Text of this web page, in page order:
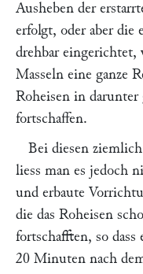
Ausheben der
erfolgt, oder aber die
drehbar eingerichtet,
Masseln eine ganze
Roheisen in darunter
fortschaffen.
Bei diesen
liess man es jedoch
und erbaute
die das Roheisen
fortschafften, so
20 Minuten nach